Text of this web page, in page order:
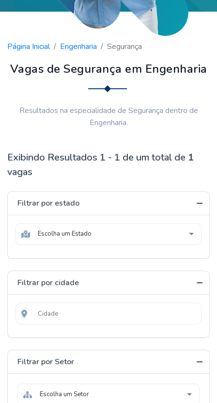
Página Inicial Engenharia Segurança
Vagas de Segurança em Engenharia
Resultados na especialidade de Segurança dentro de
Engenharia.
Exibindo Resultados 1 - 1 de um total de 1
vagas
Filtrar por estado
Escolha um Estado
Filtrar por cidade
Filtrar por Setor
Escolha um Setor